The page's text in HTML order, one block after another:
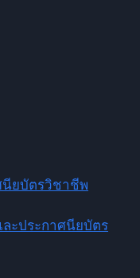
ยบัตรวิชาชีพ
ะประกาศนียบัตร